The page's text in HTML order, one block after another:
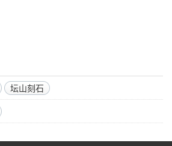
坛山刻石